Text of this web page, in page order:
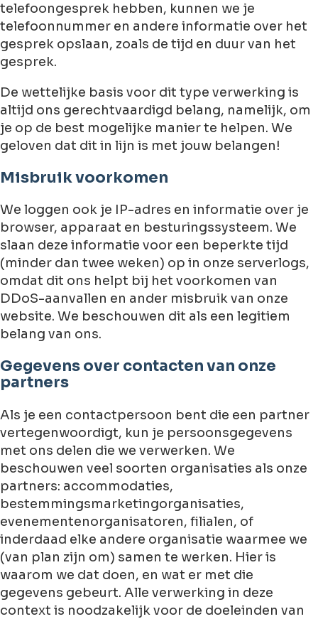
telefoongesprek hebben, kunnen we je
telefoonnummer en andere informatie over het
gesprek opslaan, zoals de tijd en duur van het
gesprek.
De wettelijke basis voor dit type verwerking is
altijd ons gerechtvaardigd belang, namelijk, om
je op de best mogelijke manier te helpen. We
geloven dat dit in lijn is met jouw belangen!
Misbruik voorkomen
We loggen ook je IP-adres en informatie over je
browser, apparaat en besturingssysteem. We
slaan deze informatie voor een beperkte tijd
(minder dan twee weken) op in onze serverlogs,
omdat dit ons helpt bij het voorkomen van
DDoS-aanvallen en ander misbruik van onze
website. We beschouwen dit als een legitiem
belang van ons.
Gegevens over contacten van onze
partners
Als je een contactpersoon bent die een partner
vertegenwoordigt, kun je persoonsgegevens
met ons delen die we verwerken. We
beschouwen veel soorten organisaties als onze
partners: accommodaties,
bestemmingsmarketingorganisaties,
evenementenorganisatoren, filialen, of
inderdaad elke andere organisatie waarmee we
(van plan zijn om) samen te werken. Hier is
waarom we dat doen, en wat er met die
gegevens gebeurt. Alle verwerking in deze
context is noodzakelijk voor de doeleinden van